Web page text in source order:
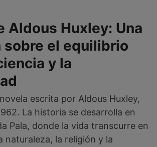
Aldous Huxley: Una
sobre el equilibrio
y la
escrita por Aldous Huxley,
La historia se desarrolla en
Pala, donde la vida transcurre en
naturaleza, la religión y la